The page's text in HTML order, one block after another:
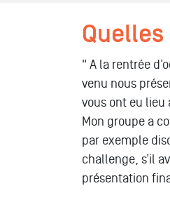
" A la rentrée
venu nous
vous ont eu lieu
Mon groupe a
par exemple
challenge, s’il
présentation